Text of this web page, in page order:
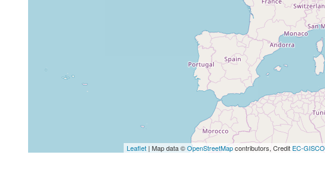
Leaflet | Map data ©OpenStreetMapcontributors, Credit EC-GISCO